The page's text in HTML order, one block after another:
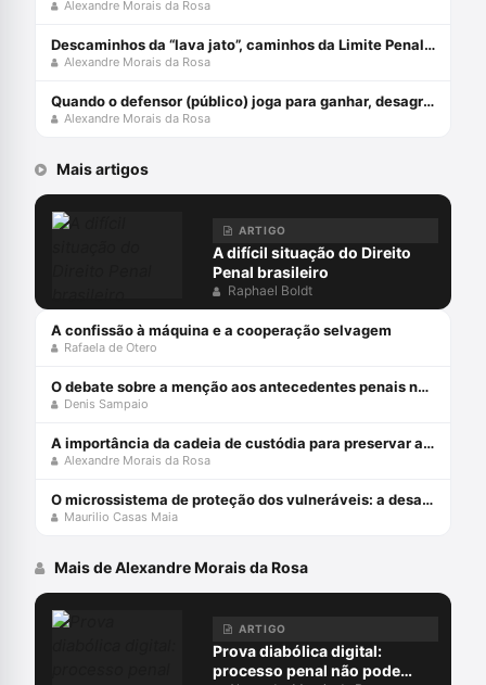
Alexandre Morais da Rosa
Descaminhos da “lava jato”, caminhos da Limite Penal para 2021
Alexandre Morais da Rosa
Quando o defensor (público) joga para ganhar, desagrada o poder
Alexandre Morais da Rosa
Mais artigos
ARTIGO
A difícil situação do Direito
Penal brasileiro
Raphael Boldt
A confissão à máquina e a cooperação selvagem
Rafaela de Otero
O debate sobre a menção aos antecedentes penais no júri
Denis Sampaio
A importância da cadeia de custódia para preservar a prova penal
Alexandre Morais da Rosa
O microssistema de proteção dos vulneráveis: a desafiante missão do STJ
Maurilio Casas Maia
Mais de Alexandre Morais da Rosa
ARTIGO
Prova diabólica digital:
processo penal não pode